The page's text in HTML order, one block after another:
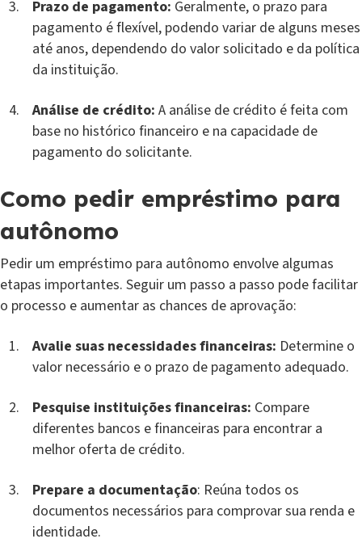
Prazo de pagamento: Geralmente, o prazo para
pagamento é flexível, podendo variar de alguns meses
até anos, dependendo do valor solicitado e da política
da instituição.
Análise de crédito: A análise de crédito é feita com
base no histórico financeiro e na capacidade de
pagamento do solicitante.
Como pedir empréstimo para
autônomo
Pedir um empréstimo para autônomo envolve algumas
etapas importantes. Seguir um passo a passo pode facilitar
o processo e aumentar as chances de aprovação:
Avalie suas necessidades financeiras: Determine o
valor necessário e o prazo de pagamento adequado.
Pesquise instituições financeiras: Compare
diferentes bancos e financeiras para encontrar a
melhor oferta de crédito.
Prepare a documentação: Reúna todos os
documentos necessários para comprovar sua renda e
identidade.